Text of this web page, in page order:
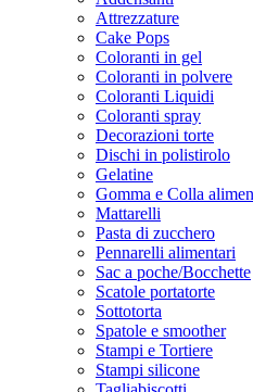
Attrezzature
Cake Pops
Coloranti in gel
Coloranti in polvere
Coloranti Liquidi
Coloranti spray
Decorazioni torte
Dischi in polistirolo
Gelatine
Gomma e Colla
Mattarelli
Pasta di zucchero
Pennarelli alimentari
Sac a poche/Bocchette
Scatole portatorte
Sottotorta
Spatole e smoother
Stampi e Tortiere
Stampi silicone